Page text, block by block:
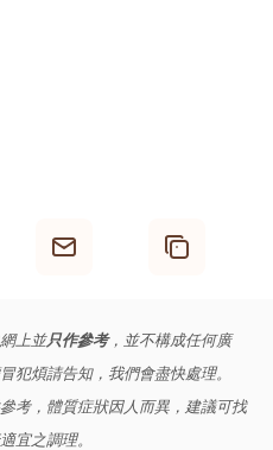
諮詢委員會、中醫藥發展基
局的觀點或意見。
上並只作參考，並不構成任何廣
犯煩請告知，我們會盡快處理。
考，體質症狀因人而異，建議可找
宜之調理。